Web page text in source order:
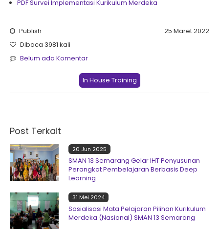
PDF Survei Implementasi Kurikulum Merdeka
Publish
25 Maret 2022
Dibaca 3981 kali
Belum ada Komentar
In House Training
Post Terkait
20 Jun 2025
SMAN 13 Semarang Gelar IHT Penyusunan
Perangkat Pembelajaran Berbasis Deep
Learning
31 Mei 2024
Sosialisasi Mata Pelajaran Pilihan Kurikulum
Merdeka (Nasional) SMAN 13 Semarang